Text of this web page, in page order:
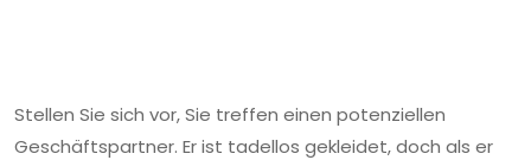
Stellen Sie sich vor, Sie treffen einen potenziellen
Geschäftspartner. Er ist tadellos gekleidet, doch als er